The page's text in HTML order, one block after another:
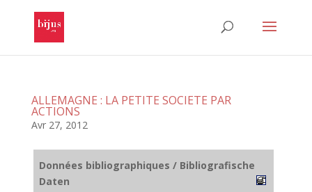
ALLEMAGNE : LA PETITE SOCIETE PAR
ACTIONS
Avr 27, 2012
Données bibliographiques / Bibliografische
Daten